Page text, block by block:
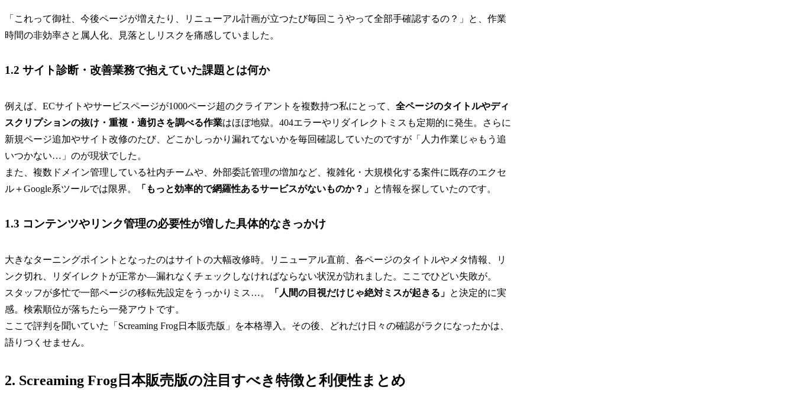
「これって御社、今後ページが増えたり、リニューアル計画が立つたび毎回こうやって全部手確認するの？」と、作業
時間の非効率さと属人化、見落としリスクを痛感していました。
1.2 サイト診断・改善業務で抱えていた課題とは何か
例えば、ECサイトやサービスページが1000ページ超のクライアントを複数持つ私にとって、 全ページのタイトルやディ
スクリプションの抜け・重複・適切さを調べる作業はほぼ地獄。404エラーやリダイレクトミスも定期的に発生。さらに
新規ページ追加やサイト改修のたび、どこかしっかり漏れてないかを毎回確認していたのですが「人力作業じゃもう追
いつかない…」のが現状でした。
また、複数ドメイン管理している社内チームや、外部委託管理の増加など、複雑化・大規模化する案件に既存のエクセ
ル＋Google系ツールでは限界。
「もっと効率的で網羅性あるサービスがないものか？」 と情報を探していたのです。
1.3 コンテンツやリンク管理の必要性が増した具体的なきっかけ
大きなターニングポイントとなったのはサイトの大幅改修時。リニューアル直前、各ページのタイトルやメタ情報、リ
ンク切れ、リダイレクトが正常か—漏れなくチェックしなければならない状況が訪れました。ここでひどい失敗が。
スタッフが多忙で一部ページの移転先設定をうっかりミス…。
「人間の目視だけじゃ絶対ミスが起きる」 と決定的に実
感。検索順位が落ちたら一発アウトです。
ここで評判を聞いていた「Screaming Frog日本販売版」を本格導入。その後、どれだけ日々の確認がラクになったかは、
語りつくせません。
2. Screaming Frog日本販売版の注目すべき特徴と利便性まとめ